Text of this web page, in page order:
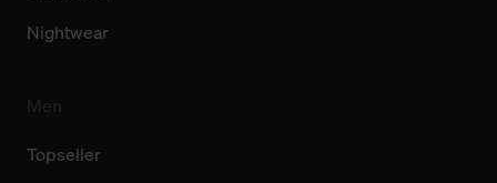
Nightwear
Topseller